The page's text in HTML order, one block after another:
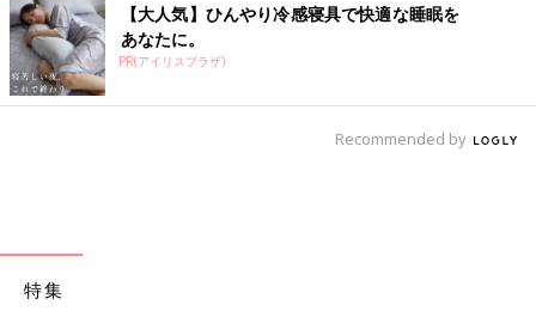
【大人気】ひんやり冷感寝具で快適な睡眠を
あなたに。
PR(アイリスプラザ)
Recommended by
特集